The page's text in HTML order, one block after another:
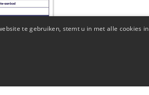
te gebruiken, stemt u in met alle cookies in